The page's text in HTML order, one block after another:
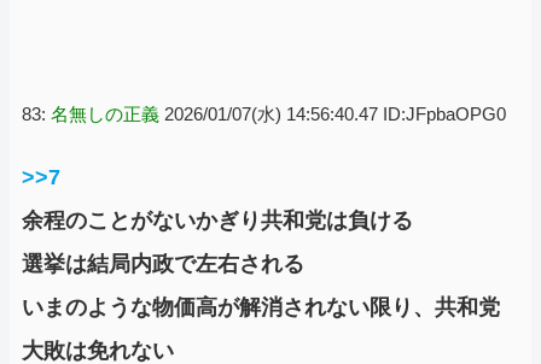
83: 名無しの正義 2026/01/07(水) 14:56:40.47 ID:JFpbaOPG0
>>7
余程のことがないかぎり共和党は負ける
選挙は結局内政で左右される
いまのような物価高が解消されない限り、共和党
大敗は免れない